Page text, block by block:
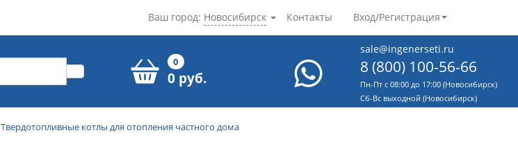
Контакты Вход/Регистрация
Ваш город: Новосибирск
0
0 руб.
sale@ingenerseti.ru
8 (800) 100-56-66
Пн-Пт с 08:00 до 17:00 (Новосибирск)
Cб-Вс выходной (Новосибирск)
Твердотопливные котлы для отопления частного дома